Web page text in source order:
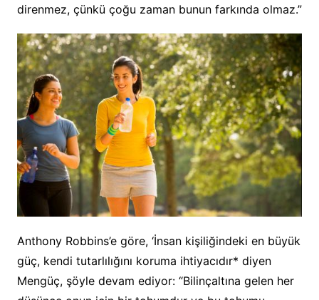
direnmez, çünkü çoğu zaman bunun farkında olmaz.”
Anthony Robbins’e göre, ‘İnsan kişiliğindeki en büyük
güç, kendi tutarlılığını koruma ihtiyacıdır* diyen
Mengüç, şöyle devam ediyor: “Bilinçaltına gelen her